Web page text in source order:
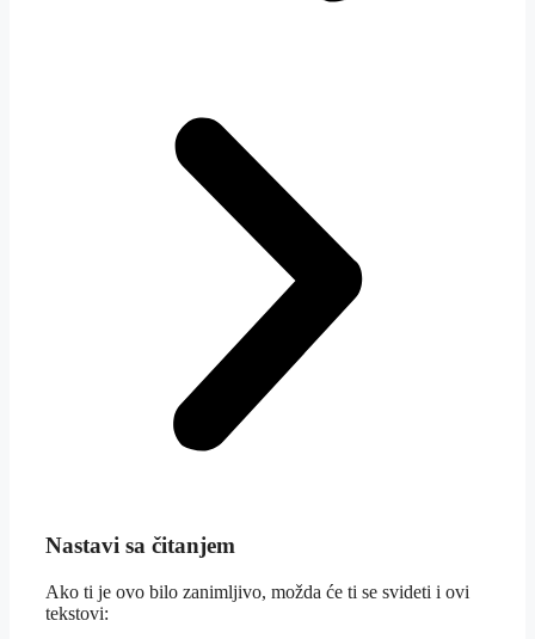
Nastavi sa čitanjem
Ako ti je ovo bilo zanimljivo, možda će ti se svideti i ovi
tekstovi: